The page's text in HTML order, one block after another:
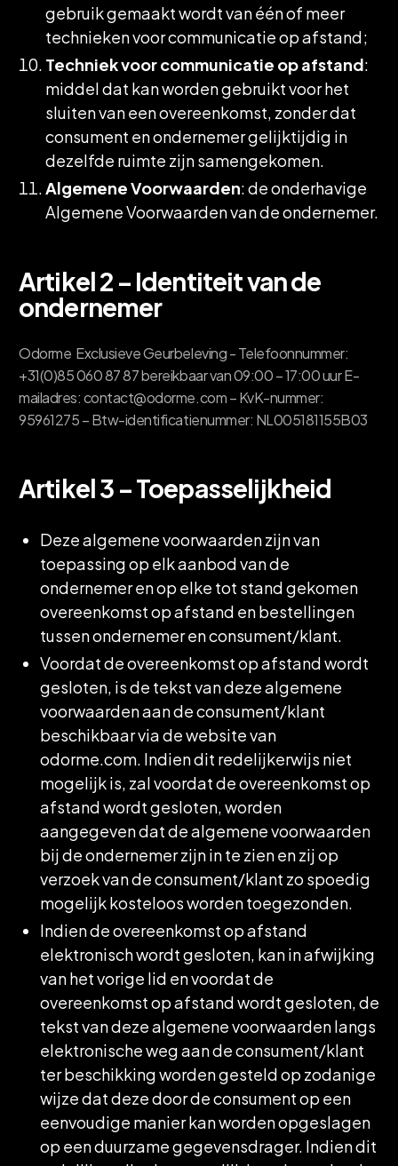
gebruik gemaakt wordt van één of meer
technieken voor communicatie op afstand;
Techniek voor communicatie op afstand:
middel dat kan worden gebruikt voor het
sluiten van een overeenkomst, zonder dat
consument en ondernemer gelijktijdig in
dezelfde ruimte zijn samengekomen.
Algemene Voorwaarden: de onderhavige
Algemene Voorwaarden van de ondernemer.
Artikel 2 – Identiteit van de
ondernemer
Odorme Exclusieve Geurbeleving - Telefoonnummer:
+31(0)85 060 87 87 bereikbaar van 09:00 – 17:00 uur E-
mailadres: contact@odorme.com – KvK-nummer:
95961275 – Btw-identificatienummer: NL005181155B03
Artikel 3 – Toepasselijkheid
Deze algemene voorwaarden zijn van
toepassing op elk aanbod van de
ondernemer en op elke tot stand gekomen
overeenkomst op afstand en bestellingen
tussen ondernemer en consument/klant.
Voordat de overeenkomst op afstand wordt
gesloten, is de tekst van deze algemene
voorwaarden aan de consument/klant
beschikbaar via de website van
odorme.com. Indien dit redelijkerwijs niet
mogelijk is, zal voordat de overeenkomst op
afstand wordt gesloten, worden
aangegeven dat de algemene voorwaarden
bij de ondernemer zijn in te zien en zij op
verzoek van de consument/klant zo spoedig
mogelijk kosteloos worden toegezonden.
Indien de overeenkomst op afstand
elektronisch wordt gesloten, kan in afwijking
van het vorige lid en voordat de
overeenkomst op afstand wordt gesloten, de
tekst van deze algemene voorwaarden langs
elektronische weg aan de consument/klant
ter beschikking worden gesteld op zodanige
wijze dat deze door de consument op een
eenvoudige manier kan worden opgeslagen
op een duurzame gegevensdrager. Indien dit